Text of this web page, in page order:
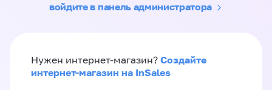
войдите в панель администратора
Нужен интернет-магазин? Создайте
интернет-магазин на InSales